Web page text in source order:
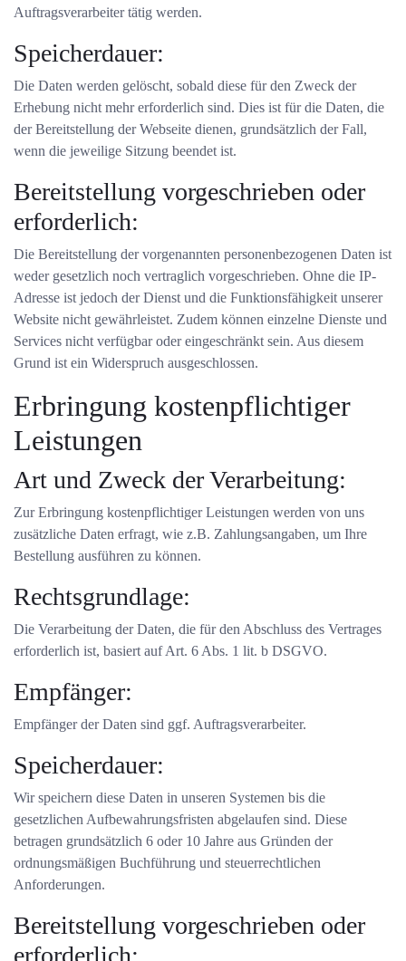
Auftragsverarbeiter tätig werden.
Speicherdauer:
Die Daten werden gelöscht, sobald diese für den Zweck der
Erhebung nicht mehr erforderlich sind. Dies ist für die Daten, die
der Bereitstellung der Webseite dienen, grundsätzlich der Fall,
wenn die jeweilige Sitzung beendet ist.
Bereitstellung vorgeschrieben oder
erforderlich:
Die Bereitstellung der vorgenannten personenbezogenen Daten ist
weder gesetzlich noch vertraglich vorgeschrieben. Ohne die IP-
Adresse ist jedoch der Dienst und die Funktionsfähigkeit unserer
Website nicht gewährleistet. Zudem können einzelne Dienste und
Services nicht verfügbar oder eingeschränkt sein. Aus diesem
Grund ist ein Widerspruch ausgeschlossen.
Erbringung kostenpflichtiger
Leistungen
Art und Zweck der Verarbeitung:
Zur Erbringung kostenpflichtiger Leistungen werden von uns
zusätzliche Daten erfragt, wie z.B. Zahlungsangaben, um Ihre
Bestellung ausführen zu können.
Rechtsgrundlage:
Die Verarbeitung der Daten, die für den Abschluss des Vertrages
erforderlich ist, basiert auf Art. 6 Abs. 1 lit. b DSGVO.
Empfänger:
Empfänger der Daten sind ggf. Auftragsverarbeiter.
Speicherdauer:
Wir speichern diese Daten in unseren Systemen bis die
gesetzlichen Aufbewahrungsfristen abgelaufen sind. Diese
betragen grundsätzlich 6 oder 10 Jahre aus Gründen der
ordnungsmäßigen Buchführung und steuerrechtlichen
Anforderungen.
Bereitstellung vorgeschrieben oder
erforderlich: